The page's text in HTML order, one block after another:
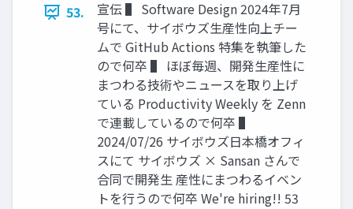
53.
宣伝 ▌ Software Design 2024年7⽉
号にて、サイボウズ⽣産性向上チー
ムで GitHub Actions 特集を執筆した
ので何卒 ▌ ほぼ毎週、開発⽣産性に
まつわる技術やニュースを取り上げ
ている Productivity Weekly を Zenn
で連載しているので何卒 ▌
2024/07/26 サイボウズ⽇本橋オフィ
スにて サイボウズ × Sansan さんで
合同で開発⽣ 産性にまつわるイベン
トを⾏うので何卒 We're hiring!! 53